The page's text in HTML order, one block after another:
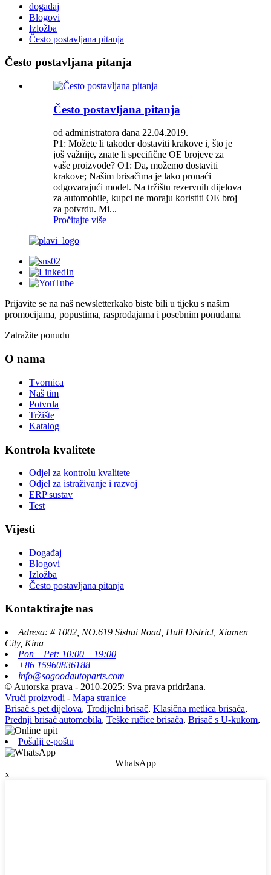
događaj
Blogovi
Izložba
Često postavljana pitanja
Često postavljana pitanja
Često postavljana pitanja
od administratora dana 22.04.2019.
P1: Možete li također dostaviti krakove i, što je
još važnije, znate li specifične OE brojeve za
vaše proizvode? O1: Da, možemo dostaviti
krakove; Našim brisačima je lako pronaći
odgovarajući model. Na tržištu rezervnih dijelova
za automobile, kupci ne moraju koristiti OE broj
za potvrdu. Mi...
Pročitajte više
Prijavite se na naš newsletterkako biste bili u tijeku s našim
promocijama, popustima, rasprodajama i posebnim ponudama
Zatražite ponudu
O nama
Tvornica
Naš tim
Potvrda
Tržište
Katalog
Kontrola kvalitete
Odjel za kontrolu kvalitete
Odjel za istraživanje i razvoj
ERP sustav
Test
Vijesti
Događaj
Blogovi
Izložba
Često postavljana pitanja
Kontaktirajte nas
Adresa: # 1002, NO.619 Sishui Road, Huli District, Xiamen
City, Kina
Pon – Pet: 10:00 – 19:00
+86 15960836188
info@sogoodautoparts.com
© Autorska prava - 2010-2025: Sva prava pridržana.
Vrući proizvodi - Mapa stranice
Brisač s pet dijelova, Trodijelni brisač, Klasična metlica brisača,
Prednji brisač automobila, Teške ručice brisača, Brisač s U-kukom,
Pošalji e-poštu
WhatsApp
x